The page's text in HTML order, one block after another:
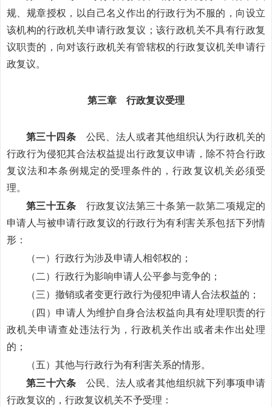
规、规章授权，以自己名义作出的行政行为不服的，向设立
该机构的行政机关申请行政复议；该行政机关不具有行政复
议职责的，向对该行政机关有管辖权的行政复议机关申请行
政复议。
第三章 行政复议受理
第三十四条 公民、法人或者其他组织认为行政机关的
行政行为侵犯其合法权益提出行政复议申请，除不符合行政
复议法和本条例规定的受理条件的，行政复议机关必须受
理。
第三十五条 行政复议法第三十条第一款第二项规定的
申请人与被申请行政复议的行政行为有利害关系包括下列情
形：
（一）行政行为涉及申请人相邻权的；
（二）行政行为影响申请人公平参与竞争的；
（三）撤销或者变更行政行为侵犯申请人合法权益的；
（四）申请人为维护自身合法权益向具有处理职责的行
政机关申请查处违法行为，行政机关作出或者未作出处理
的；
（五）其他与行政行为有利害关系的情形。
第三十六条 公民、法人或者其他组织就下列事项申请
行政复议的，行政复议机关不予受理：